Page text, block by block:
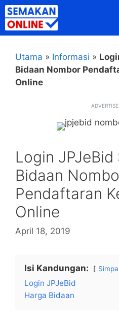
Skip
to
content
Utama » Informasi »
Bidaan Nombor
Online
Login JPJeBid
Bidaan
Pendaftaran
Online
April 18, 2019
Isi Kandungan:
Login JPJeBid
Harga Bidaan